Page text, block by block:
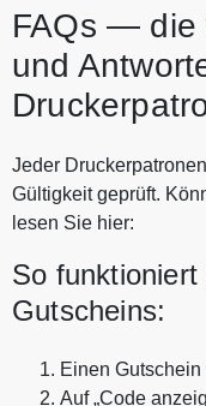
FAQs — die
und
Jeder
Gültigkeit geprüft.
lesen Sie hier:
So
Gutscheins:
Einen
Auf „Code